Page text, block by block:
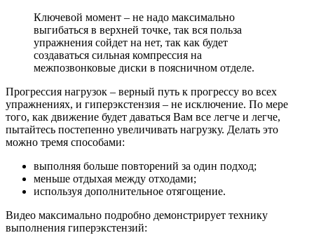
Ключевой момент – не надо максимально
выгибаться в верхней точке, так вся польза
упражнения сойдет на нет, так как будет
создаваться сильная компрессия на
межпозвонковые диски в поясничном отделе.
Прогрессия нагрузок – верный путь к прогрессу во всех
упражнениях, и гиперэкстензия – не исключение. По мере
того, как движение будет даваться Вам все легче и легче,
пытайтесь постепенно увеличивать нагрузку. Делать это
можно тремя способами:
выполняя больше повторений за один подход;
меньше отдыхая между отходами;
используя дополнительное отягощение.
Видео максимально подробно демонстрирует технику
выполнения гиперэкстензий: